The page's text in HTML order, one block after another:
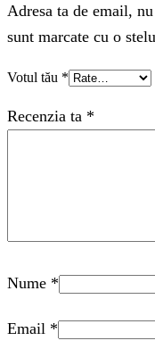
Adresa ta de email,
sunt marcate cu o
Votul tău *
Recenzia ta *
Nume *
Email *